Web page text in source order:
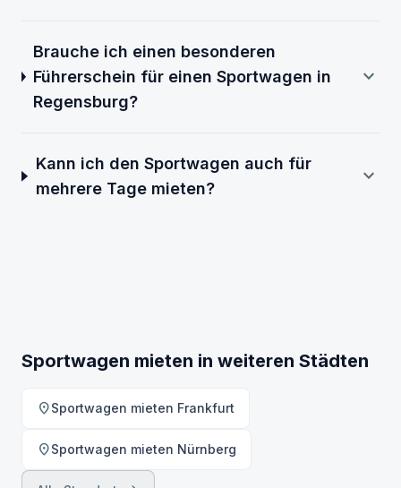
Brauche ich einen besonderen
Führerschein für einen Sportwagen in
Regensburg?
expand_more
Kann ich den Sportwagen auch für
mehrere Tage mieten?
expand_more
Sportwagen mieten in weiteren Städten
location_onSportwagen mieten Frankfurt
location_onSportwagen mieten Nürnberg